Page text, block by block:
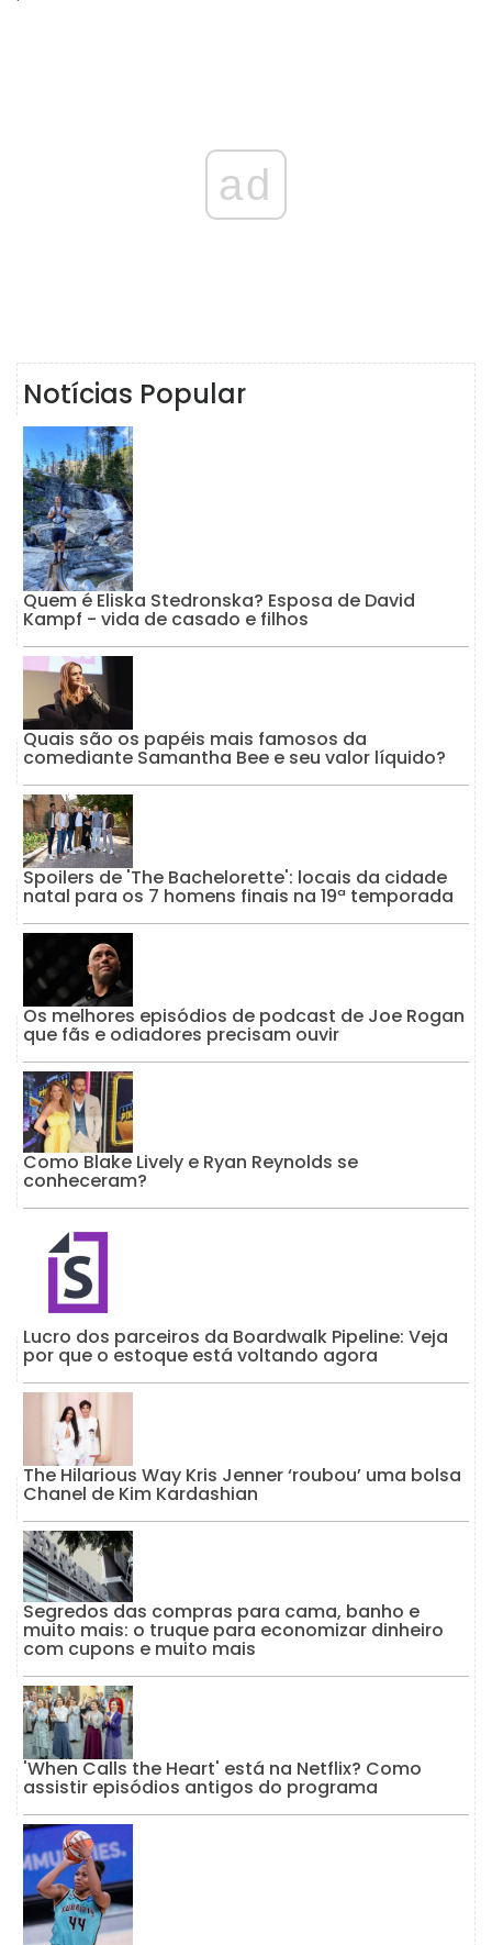
ad
Notícias Popular
Quem é Eliska Stedronska? Esposa de David
Kampf - vida de casado e filhos
Quais são os papéis mais famosos da
comediante Samantha Bee e seu valor líquido?
Spoilers de 'The Bachelorette': locais da cidade
natal para os 7 homens finais na 19ª temporada
Os melhores episódios de podcast de Joe Rogan
que fãs e odiadores precisam ouvir
Como Blake Lively e Ryan Reynolds se
conheceram?
Lucro dos parceiros da Boardwalk Pipeline: Veja
por que o estoque está voltando agora
The Hilarious Way Kris Jenner ‘roubou’ uma bolsa
Chanel de Kim Kardashian
Segredos das compras para cama, banho e
muito mais: o truque para economizar dinheiro
com cupons e muito mais
'When Calls the Heart' está na Netflix? Como
assistir episódios antigos do programa